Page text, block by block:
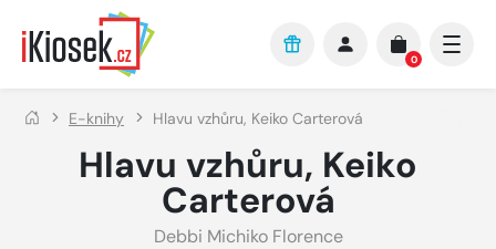
Přejít na hlavní obsah
0
E-knihy Hlavu vzhůru, Keiko Carterová
Hlavu vzhůru, Keiko
Carterová
Debbi Michiko Florence